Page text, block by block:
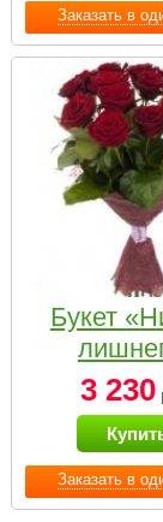
Заказать в
Заказать в
Букет
3 230